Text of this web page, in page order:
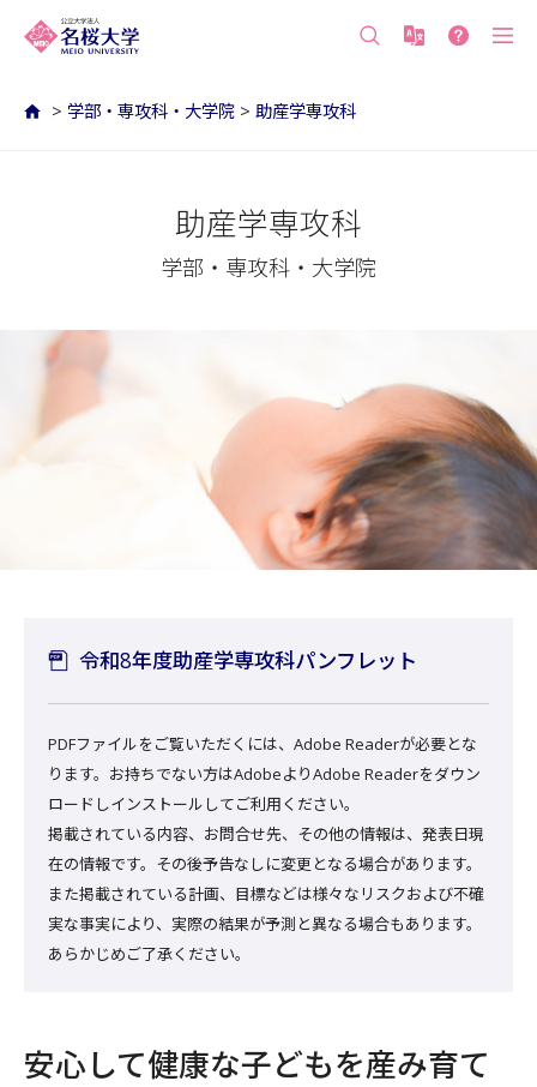
> 学部・専攻科・大学院 > 助産学専攻科
助産学専攻科
学部・専攻科・大学院
令和8年度助産学専攻科パンフレット
PDFファイルをご覧いただくには、Adobe Readerが必要とな
ります。お持ちでない方はAdobeよりAdobe Readerをダウン
ロードしインストールしてご利用ください。
掲載されている内容、お問合せ先、その他の情報は、発表日現
在の情報です。その後予告なしに変更となる場合があります。
また掲載されている計画、目標などは様々なリスクおよび不確
実な事実により、実際の結果が予測と異なる場合もあります。
あらかじめご了承ください。
安心して健康な子どもを産み育て